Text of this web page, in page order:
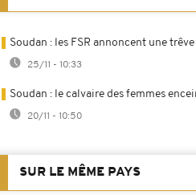
Soudan : les FSR annoncent une
25/11 - 10:33
Soudan : le calvaire des femmes
20/11 - 10:50
SUR LE MÊME PAYS